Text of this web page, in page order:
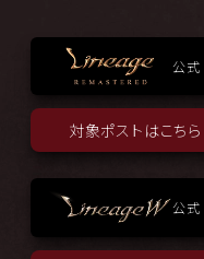
公式
対象ポストはこちら
公式